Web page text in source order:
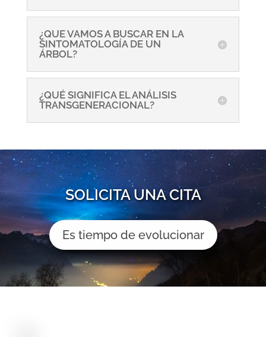
¿QUE VAMOS A BUSCAR EN LA
SINTOMATOLOGÍA DE UN
ÁRBOL?
¿QUÉ SIGNIFICA EL ANÁLISIS
TRANSGENERACIONAL?
SOLICITA UNA CITA
Es tiempo de evolucionar